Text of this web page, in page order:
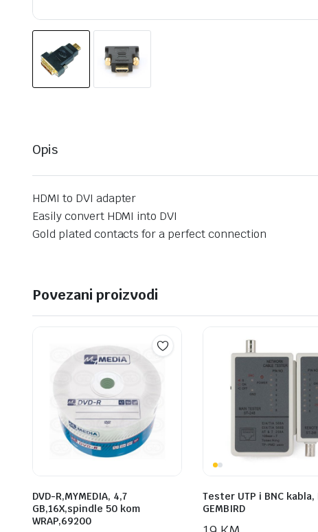
Opis
HDMI to DVI adapter
Easily convert HDMI into DVI
Gold plated contacts for a perfect connection
Povezani proizvodi
DVD-R,MYMEDIA, 4,7
GB,16X,spindle 50 kom
WRAP,69200
Tester UTP i BNC kabla,
GEMBIRD